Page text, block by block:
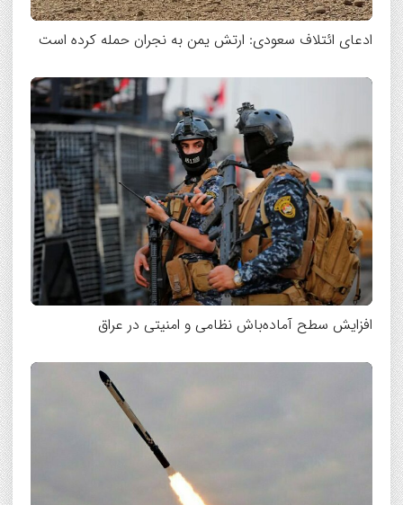
ادعای ائتلاف سعودی: ارتش یمن به نجران حمله کرده است
افزایش سطح آماده‌باش نظامی و امنیتی در عراق